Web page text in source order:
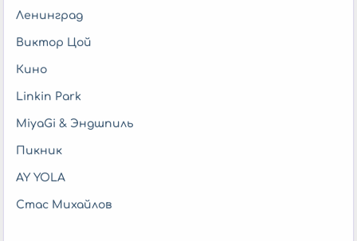
Ленинград
Виктор Цой
Кино
Linkin Park
MiyaGi & Эндшпиль
Пикник
AY YOLA
Стас Михайлов